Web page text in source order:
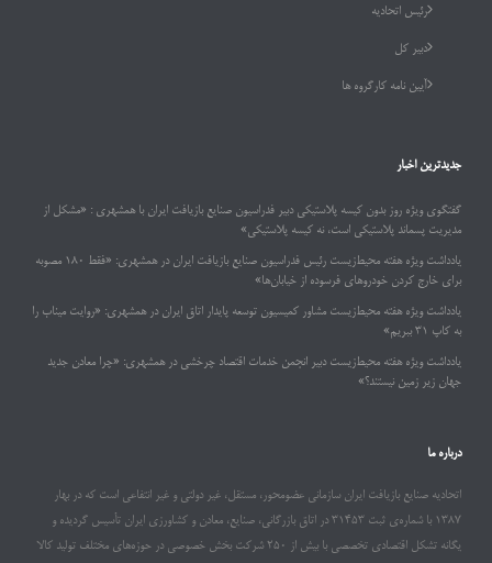
رئیس اتحادیه
دبیر کل
آیین نامه کارگروه ها
جدیدترین اخبار
گفتگوی ویژه روز بدون کیسه پلاستیکی دبیر فدراسیون صنایع بازیافت ایران با همشهری : «مشکل از
مدیریت پسماند پلاستیکی است، نه کیسه پلاستیکی»
یادداشت ویژه هفته محیط‌زیست رئیس فدراسیون صنایع بازیافت ایران در همشهری: «فقط ۱۸۰ مصوبه
برای خارج کردن خودروهای فرسوده از خیابان‌ها»
یادداشت ویژه هفته محیط‌زیست مشاور کمیسیون توسعه پایدار اتاق ایران در همشهری: «روایت میناب را
به کاپ ۳۱ ببریم»
یادداشت ویژه هفته محیط‌زیست دبیر انجمن خدمات اقتصاد چرخشی در همشهری: «چرا معادن جدید
جهان زیر زمین نیستند؟»
درباره ما
اتحادیه صنایع بازیافت ایران سازمانی عضومحور، مستقل، غیر دولتی و غیر انتفاعی است که در بهار
۱۳۸۷ با شماره‌ی ثبت ۳۱۴۵۳ در اتاق بازرگانی، صنایع، معادن و کشاورزی ایران تأسیس گردیده و
یگانه تشکل اقتصادی تخصصی با بیش از ۲۵۰ شرکت بخش خصوصی در حوزه‌های مختلف تولید کالا